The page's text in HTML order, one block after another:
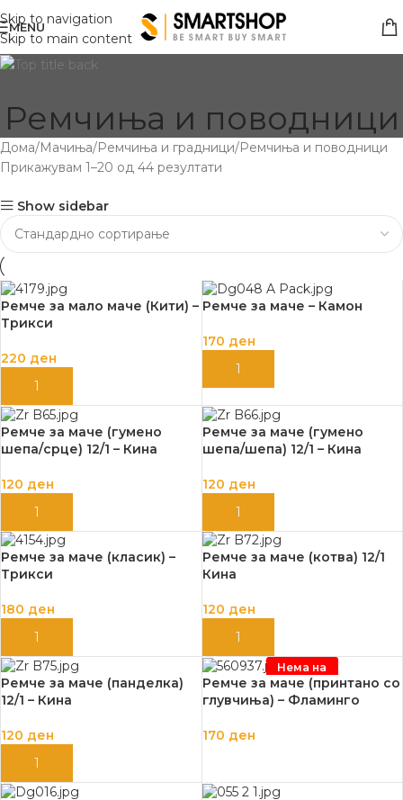
Skip to navigation
Skip to main content
MENU
Ремчиња и поводници
Дома Мачиња Ремчиња и градници Ремчиња и поводници
Прикажувам 1–20 од 44 резултати
Show sidebar
Ремче за мало маче (Кити) –
Трикси
220 ден
ДОДАЈ ВО КОШНИЦА
Ремче за маче – Камон
170 ден
ДОДАЈ ВО КОШНИЦА
Ремче за маче (гумено
шепа/срце) 12/1 – Кина
120 ден
ДОДАЈ ВО КОШНИЦА
Ремче за маче (гумено
шепа/шепа) 12/1 – Кина
120 ден
ДОДАЈ ВО КОШНИЦА
Ремче за маче (класик) –
Трикси
180 ден
ДОДАЈ ВО КОШНИЦА
Ремче за маче (котва) 12/1
Кина
120 ден
ДОДАЈ ВО КОШНИЦА
Ремче за маче (панделка)
12/1 – Кина
120 ден
ДОДАЈ ВО КОШНИЦА
Нема на
залиха
Ремче за маче (принтано со
глувчиња) – Фламинго
170 ден